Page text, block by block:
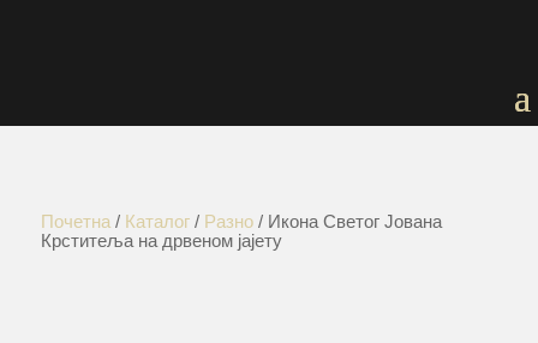
Почетна / Каталог/ Разно/ Икона Светог Јована
Крститеља на дрвеном јајету